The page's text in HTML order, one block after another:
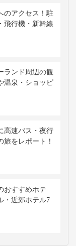
のアクセス！駐
飛行機・新幹線
ランド周辺の観
温泉・ショッピ
高速バス・夜行
をレポート！
おすすめホテ
・近郊ホテル7